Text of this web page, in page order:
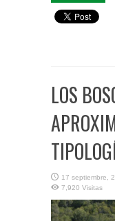
LOS
17 septiembre,
7,920 Visitas